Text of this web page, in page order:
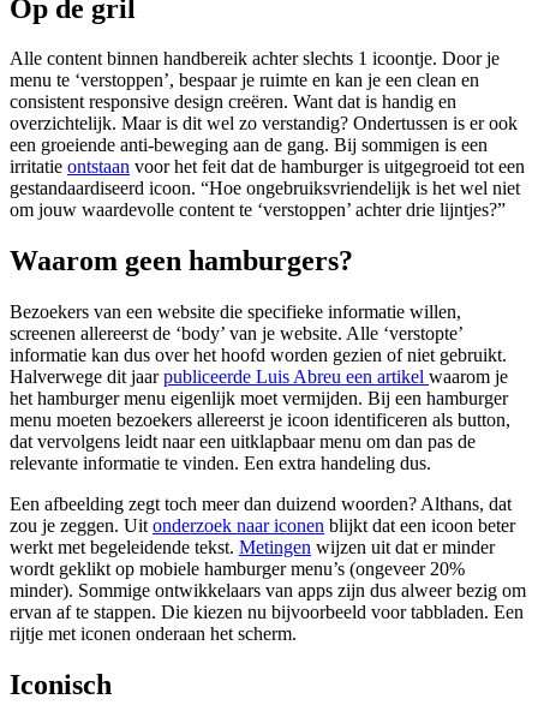
Op de gril
Alle content binnen handbereik achter slechts 1 icoontje. Door je
menu te ‘verstoppen’, bespaar je ruimte en kan je een clean en
consistent responsive design creëren. Want dat is handig en
overzichtelijk. Maar is dit wel zo verstandig? Ondertussen is er ook
een groeiende anti-beweging aan de gang. Bij sommigen is een
irritatie ontstaan voor het feit dat de hamburger is uitgegroeid tot een
gestandaardiseerd icoon. “Hoe ongebruiksvriendelijk is het wel niet
om jouw waardevolle content te ‘verstoppen’ achter drie lijntjes?”
Waarom geen hamburgers?
Bezoekers van een website die specifieke informatie willen,
screenen allereerst de ‘body’ van je website. Alle ‘verstopte’
informatie kan dus over het hoofd worden gezien of niet gebruikt.
Halverwege dit jaarpubliceerde Luis Abreu een artikel waarom je
het hamburger menu eigenlijk moet vermijden. Bij een hamburger
menu moeten bezoekers allereerst je icoon identificeren als button,
dat vervolgens leidt naar een uitklapbaar menu om dan pas de
relevante informatie te vinden. Een extra handeling dus.
Een afbeelding zegt toch meer dan duizend woorden? Althans, dat
zou je zeggen. Uit onderzoek naar iconen blijkt dat een icoon beter
werkt met begeleidende tekst. Metingen wijzen uit dat er minder
wordt geklikt op mobiele hamburger menu’s (ongeveer 20%
minder). Sommige ontwikkelaars van apps zijn dus alweer bezig om
ervan af te stappen. Die kiezen nu bijvoorbeeld voor tabbladen. Een
rijtje met iconen onderaan het scherm.
Iconisch